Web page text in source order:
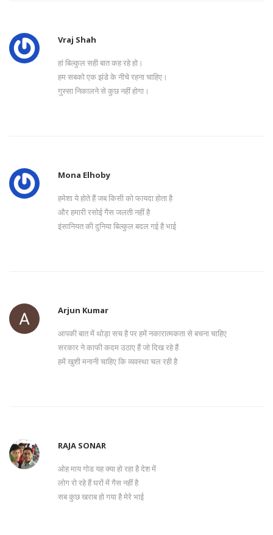
Vraj Shah
हां बिल्कुल सही बात कह रहे हो।
हम सबको एक झंडे के नीचे रहना चाहिए।
गुस्सा निकालने से कुछ नहीं होगा।
Mona Elhoby
हमेशा ये होते हैं जब किसी को फायदा होता है
और हमारी रसोई गैस जलती नहीं है
इंसानियत की दुनिया बिल्कुल बदल गई है भाई
Arjun Kumar
आपकी बात में थोड़ा सच है पर हमें नकारात्मकता से बचना चाहिए
सरकार ने काफी कदम उठाए हैं जो दिख रहे हैं
हमें खुशी मनानी चाहिए कि व्यवस्था चल रही है
RAJA SONAR
ओह माय गोड यह क्या हो रहा है देश में
लोग रो रहे हैं घरों में गैस नहीं है
सब कुछ खराब हो गया है मेरे भाई